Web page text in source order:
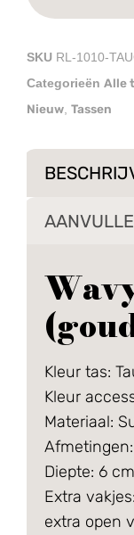
SKU RL-1010-
Categorieën Alle
Nieuw, Tassen
Kleur tas:
Kleur
Materiaal:
Diepte: 6 cm
Extra
extra open